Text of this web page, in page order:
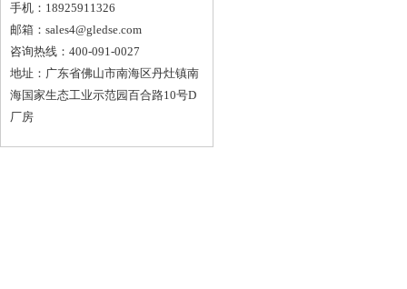
手机：18925911326
邮箱： sales4@gledse.com
咨询热线：400-091-0027
地址：广东省佛山市南海区丹灶镇南
海国家生态工业示范园百合路10号D
厂房